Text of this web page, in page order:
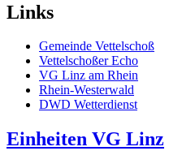
Links
Gemeinde Vettelschoß
Vettelschoßer Echo
VG Linz am Rhein
Rhein-Westerwald
DWD Wetterdienst
Einheiten VG Linz